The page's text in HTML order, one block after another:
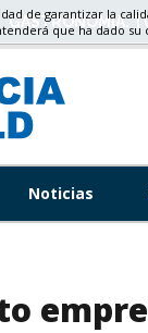
GASTRONOMÍA,
Noticias
de garantizar la
que ha dado